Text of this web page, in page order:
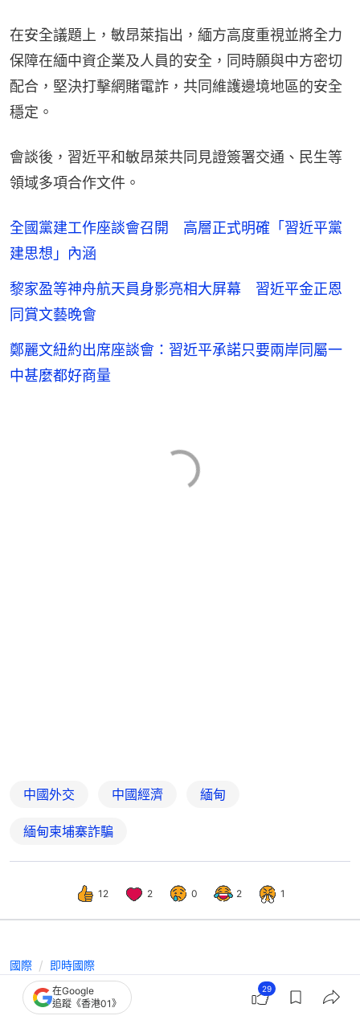
在安全議題上，敏昂萊指出，緬方高度重視並將全力
保障在緬中資企業及人員的安全，同時願與中方密切
配合，堅決打擊網賭電詐，共同維護邊境地區的安全
穩定。
會談後，習近平和敏昂萊共同見證簽署交通、民生等
領域多項合作文件。
全國黨建工作座談會召開 高層正式明確「習近平黨
建思想」內涵
黎家盈等神舟航天員身影亮相大屏幕 習近平金正恩
同賞文藝晚會
鄭麗文紐約出席座談會：習近平承諾只要兩岸同屬一
中甚麼都好商量
中國外交 中國經濟 緬甸
緬甸柬埔寨詐騙
12 2 0 2 1
國際 即時國際
緬甸總統敏昂萊抵京 上任以來首次訪
在Google
追蹤《香港01》
29